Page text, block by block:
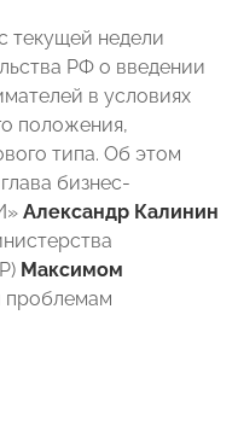
текущей недели
РФ о введении
в условиях
положения,
типа. Об этом
бизнес-
Александр Калинин
Максимом
проблемам